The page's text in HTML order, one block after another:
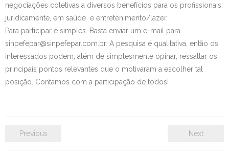
negociações coletivas a diversos benefícios para os profissionais:
juridicamente, em saúde e entretenimento/lazer.
Para participar é simples. Basta enviar um e-mail para
sinpefepar@sinpefepar.com.br. A pesquisa é qualitativa, então os
interessados podem, além de simplesmente opinar, ressaltar os
principais pontos relevantes que o motivaram a escolher tal
posição. Contamos com a participação de todos!
Previous Next